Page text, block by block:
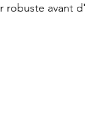
robuste avant d'